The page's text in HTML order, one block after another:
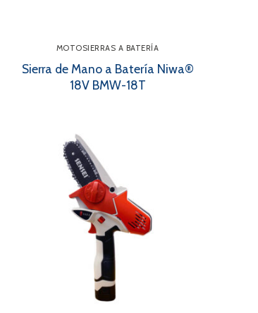
MOTOSIERRAS A BATERÍA
Sierra de Mano a Batería Niwa®
18V BMW-18T